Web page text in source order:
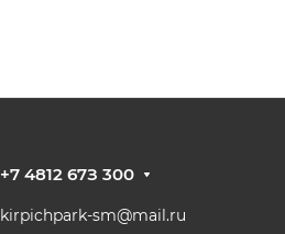
+7 4812 67З 300
kirpichpark-sm@mail.ru